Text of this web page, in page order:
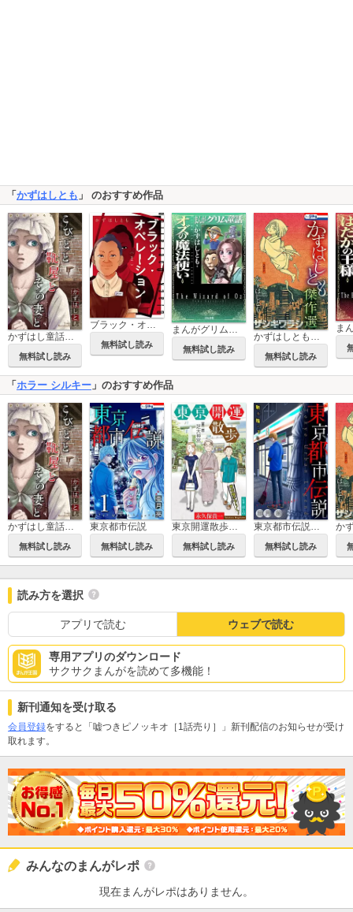
「 かずはしとも 」 のおすすめ作品
かずはし童話［1話売り］
無料試し読み
ブラック・オペレーション
無料試し読み 無料試し読み
かずはしとも傑作選
無料試し読み
「 ホラー シルキー 」のおすすめ作品
無料試し読み
東京都市伝説
無料試し読み 無料試し読み 無料試し読み
読み方を選択
アプリで読む ウェブで読む
専用アプリのダウンロード
サクサクまんがを読めて多機能！
新刊通知を受け取る
会員登録をすると「嘘つきピノッキオ［1話売り］」新刊配信のお知らせが受け
取れます。
みんなのまんがレポ
現在まんがレポはありません。